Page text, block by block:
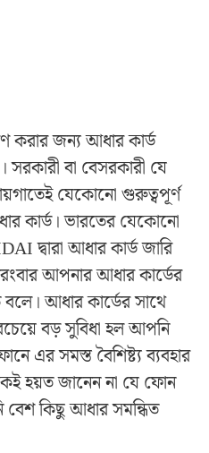
করার জন্য আধার কার্ড
বা বেসরকারী যে
যেকোনো গুরুত্বপূর্ণ
কার্ড। ভারতের যেকোনো
দ্বারা আধার কার্ড জারি
আপনার আধার কার্ডের
আধার কার্ডের সাথে
বড় সুবিধা হল আপনি
এর সমস্ত বৈশিষ্ট্য ব্যবহার
হয়ত জানেন না যে ফোন
বেশ কিছু আধার সমন্ধিত